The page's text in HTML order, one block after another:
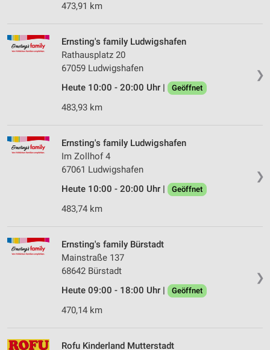
473,91 km
❯
Ernsting's family Ludwigshafen
Rathausplatz 20
67059 Ludwigshafen
Heute 10:00 - 20:00 Uhr |
Geöffnet
483,93 km
❯
Ernsting's family Ludwigshafen
Im Zollhof 4
67061 Ludwigshafen
Heute 10:00 - 20:00 Uhr |
Geöffnet
483,74 km
❯
Ernsting's family Bürstadt
Mainstraße 137
68642 Bürstadt
Heute 09:00 - 18:00 Uhr |
Geöffnet
470,14 km
Rofu Kinderland Mutterstadt